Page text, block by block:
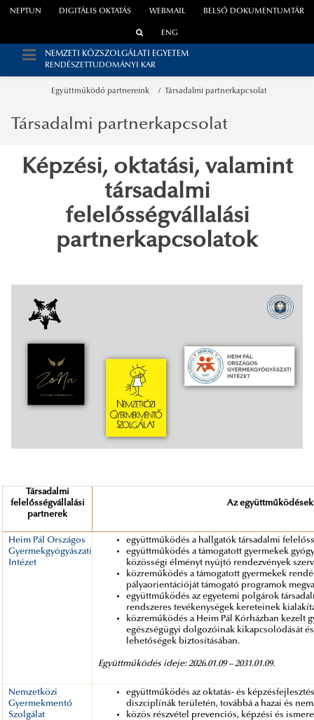
WEBMAIL
NEPTUN DIGITÁLIS OKTATÁS BELSŐ DOKUMENTUMTÁR
ENG
NEMZETI KÖZSZOLGÁLATI EGYETEM
RENDÉSZETTUDOMÁNYI KAR
Együttműködő partnereink Társadalmi partnerkapcsolat
Társadalmi partnerkapcsolat
Képzési, oktatási, valamint
társadalmi
felelősségvállalási
partnerkapcsolatok
Társadalmi
felelősségvállalási
partnerek
Az
Heim Pál Országos
Gyermekgyógyászati
Intézet
együttműködés a hallgatók társadalmi
együttműködés a támogatott gyermekek
közösségi élményt nyújtó rendezvények
közreműködés a támogatott gyermekek
pályaorientációját támogató programok
együttműködés az egyetemi polgárok
rendszeres tevékenységek kereteinek
közreműködés a Heim Pál Kórházban kezelt
egészségügyi dolgozóinak kikapcsolódását
lehetőségek biztosításában.
Együttműködés ideje: 2026.01.09 – 2031.01.09.
Nemzetközi
Gyermekmentő
Szolgálat
együttműködés az oktatás- és
diszciplínák területén, továbbá a hazai és
közös részvétel prevenciós, képzési és